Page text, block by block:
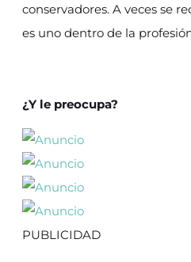
conservadores. A veces se
es uno dentro de la
¿Y le preocupa?
PUBLICIDAD